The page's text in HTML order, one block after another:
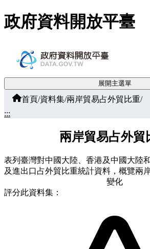
跳至主要內容
政府資料開放平臺
展開主選單
首頁/資料集/兩岸貿易占外貿比重/
:::
兩岸貿易占外貿
表列臺灣對中國大陸、香港及中國大陸
及進出口占外貿比重統計資料，概覽兩
變化
評分此資料集：